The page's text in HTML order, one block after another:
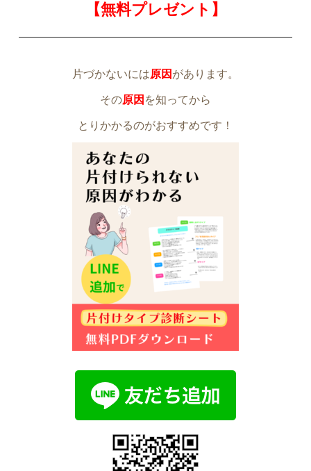
【無料プレゼント】
片づかないには原因 があります。
その原因 を知ってから
とりかかるのがおすすめです！